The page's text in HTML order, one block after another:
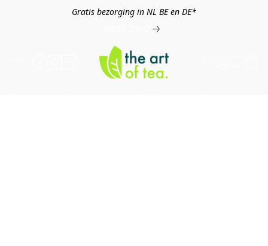
Gratis bezorging in NL BE en DE*